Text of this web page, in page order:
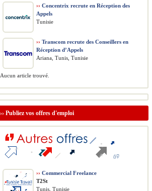
›› Concentrix recrute en Réception des
Appels
Tunisie
›› Transcom recrute des Conseillers en
Réception d’Appels
Ariana, Tunis, Tunisie
Aucun article trouvé.
›› Publiez vos offres d'emploi
›› Commercial Freelance
T2St
Tunis, Tunisie